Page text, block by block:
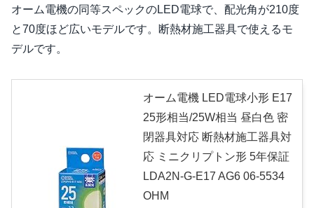
オーム電機の同等スペックのLED電球で、配光角が210度
と70度ほど広いモデルです。断熱材施工器具で使えるモ
デルです。
オーム電機 LED電球小形 E17
25形相当/25W相当 昼白色 密
閉器具対応 断熱材施工器具対
応 ミニクリプトン形 5年保証
LDA2N-G-E17 AG6 06-5534
OHM